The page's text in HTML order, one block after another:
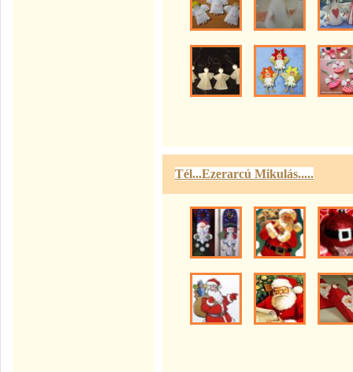
Tél...Ezerarcú Mikulás.....